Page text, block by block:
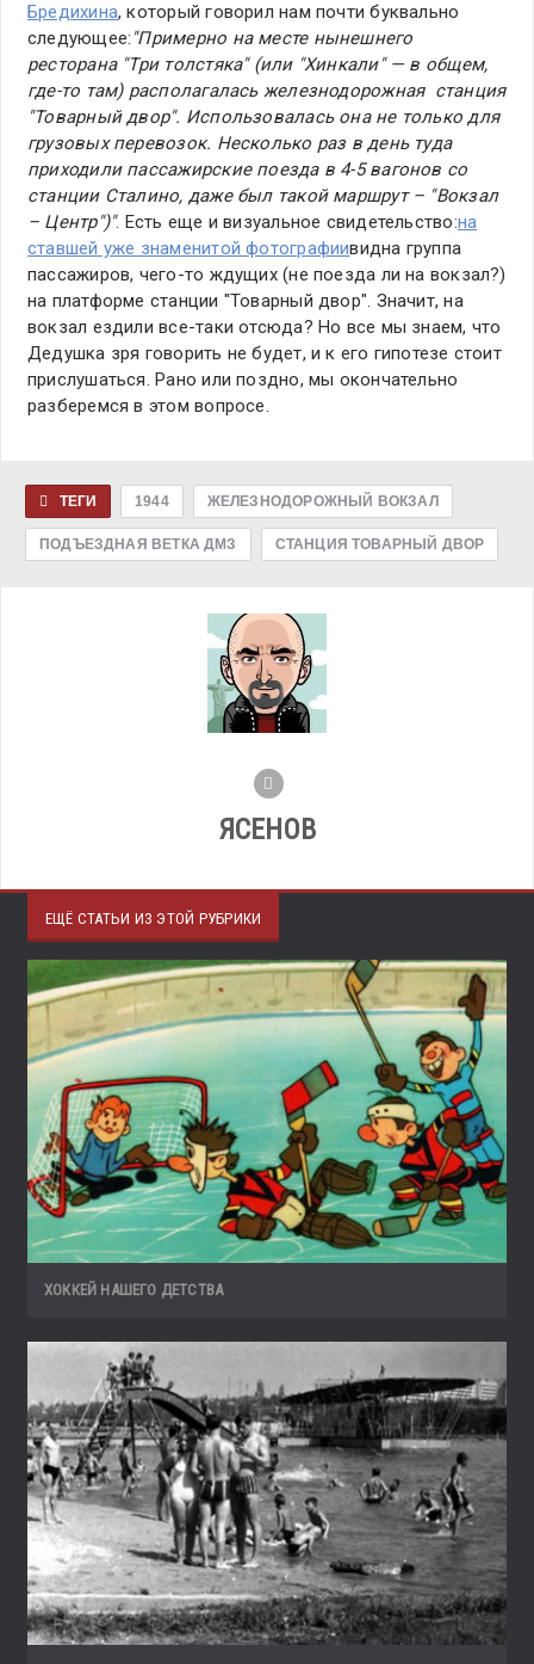
Бредихина, который говорил нам почти буквально
следующее: "Примерно на месте нынешнего
ресторана "Три толстяка" (или "Хинкали" — в общем,
где-то там) располагалась железнодорожная станция
"Товарный двор". Использовалась она не только для
грузовых перевозок. Несколько раз в день туда
приходили пассажирские поезда в 4-5 вагонов со
станции Сталино, даже был такой маршрут – "Вокзал
– Центр")". Есть еще и визуальное свидетельство:на
ставшей уже знаменитой фотографиивидна группа
пассажиров, чего-то ждущих (не поезда ли на вокзал?)
на платформе станции "Товарный двор". Значит, на
вокзал ездили все-таки отсюда? Но все мы знаем, что
Дедушка зря говорить не будет, и к его гипотезе стоит
прислушаться. Рано или поздно, мы окончательно
разберемся в этом вопросе.
ТЕГИ 1944 ЖЕЛЕЗНОДОРОЖНЫЙ ВОКЗАЛ
ПОДЪЕЗДНАЯ ВЕТКА ДМЗ СТАНЦИЯ ТОВАРНЫЙ ДВОР
ЯСЕНОВ
ЕЩЁ СТАТЬИ ИЗ ЭТОЙ РУБРИКИ
ХОККЕЙ НАШЕГО ДЕТСТВА